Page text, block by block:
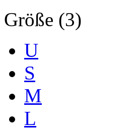
Größe (3)
U
S
M
L